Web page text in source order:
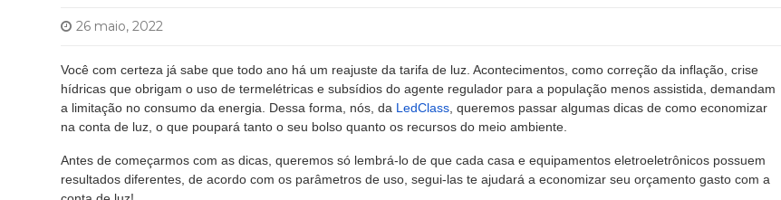
26 maio, 2022
Você com certeza já sabe que todo ano há um reajuste da tarifa de luz. Acontecimentos, como correção da inflação, crise
hídricas que obrigam o uso de termelétricas e subsídios do agente regulador para a população menos assistida, demandam
a limitação no consumo da energia. Dessa forma, nós, da LedClass , queremos passar algumas dicas de como economizar
na conta de luz, o que poupará tanto o seu bolso quanto os recursos do meio ambiente.
Antes de começarmos com as dicas, queremos só lembrá-lo de que cada casa e equipamentos eletroeletrônicos possuem
resultados diferentes, de acordo com os parâmetros de uso, segui-las te ajudará a economizar seu orçamento gasto com a